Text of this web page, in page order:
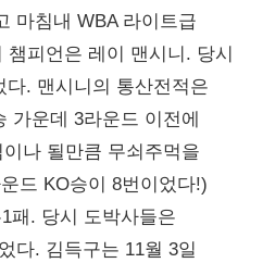
마침내 WBA 라이트급
피언은 레이 맨시니. 당시
. 맨시니의 통산전적은
가운데 3라운드 이전에
나 될만큼 무쇠주먹을
드 KO승이 8번이었다!)
패. 당시 도박사들은
다. 김득구는 11월 3일